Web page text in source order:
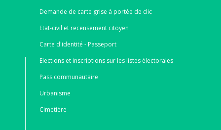
Demande de carte grise à portée de clic
Etat-civil et recensement citoyen
Carte d'identité - Passeport
Elections et inscriptions sur les listes électorales
Pass communautaire
Urbanisme
Cimetière